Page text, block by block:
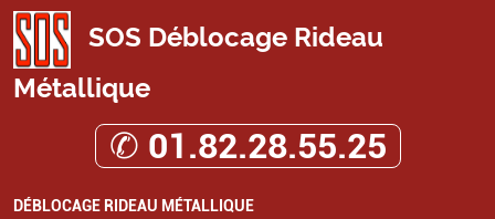
SOS Déblocage Rideau
Métallique
✆ 01.82.28.55.25
DÉBLOCAGE RIDEAU MÉTALLIQUE